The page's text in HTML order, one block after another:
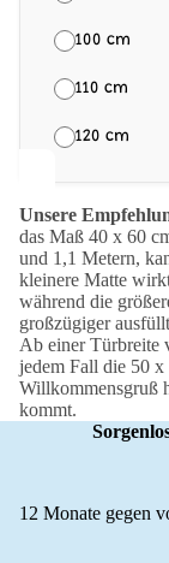
100 cm
110 cm
120 cm
Unsere
das Maß 40 x 60
und 1,1 Metern,
kleinere Matte
während die
großzügiger
Ab einer Türbreite
jedem Fall die 50
Willkommensgruß
kommt.
12 Monate gegen